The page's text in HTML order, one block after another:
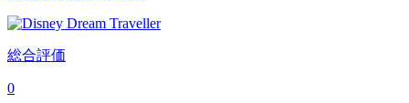
総合評価
0